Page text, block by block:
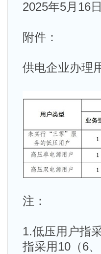
2025年5月16日
附件：
供电企业办理
注：
1.低压用户指
指采用10（6